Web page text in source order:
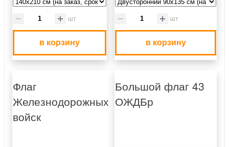
шт
в корзину
шт
в корзину
Флаг
Железнодорожных
войск
Большой флаг 43
ОЖДБр